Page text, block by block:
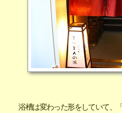
浴槽は変わった形をしていて、